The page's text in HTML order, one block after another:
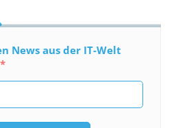
News aus der IT-Welt